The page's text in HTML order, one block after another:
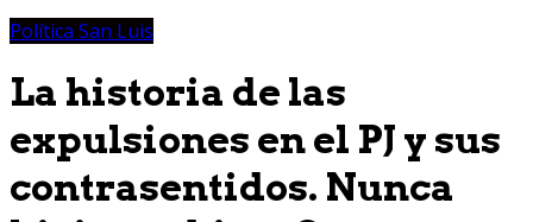
Política San Luis
La historia de las
expulsiones en el PJ y sus
contrasentidos. Nunca